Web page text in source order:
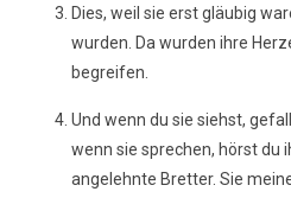
Dies, weil sie erst gläubig
wurden. Da wurden ihre
begreifen.
Und wenn du sie siehst,
wenn sie sprechen, hörst du
angelehnte Bretter. Sie